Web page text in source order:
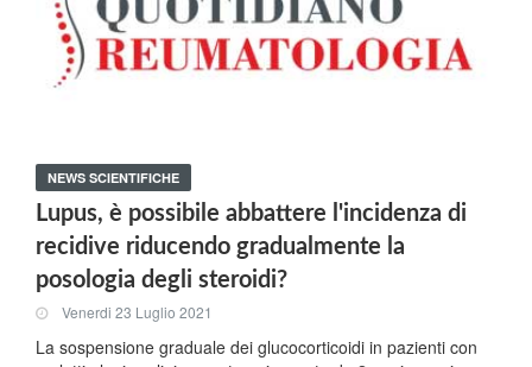
NEWS SCIENTIFICHE
Lupus, è possibile abbattere l'incidenza di
recidive riducendo gradualmente la
posologia degli steroidi?
Venerdi 23 Luglio 2021
La sospensione graduale dei glucocorticoidi in pazienti con